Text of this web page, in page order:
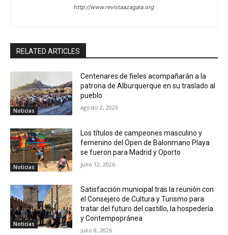
http://www.revistaazagala.org
RELATED ARTICLES
Noticias
Centenares de fieles acompañarán a la
patrona de Alburquerque en su traslado al
pueblo
agosto 2, 2026
Noticias
Los títulos de campeones masculino y
femenino del Open de Balonmano Playa
se fueron para Madrid y Oporto
julio 12, 2026
Noticias
Satisfacción municipal tras la reunión con
el Consejero de Cultura y Turismo para
tratar del futuro del castillo, la hospedería
y Contempopránea
julio 8, 2026